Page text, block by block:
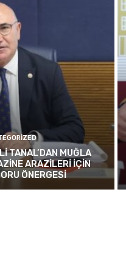
TANAL’DAN MUĞLA
ARAZİLERİ İÇİN
ÖNERGESİ